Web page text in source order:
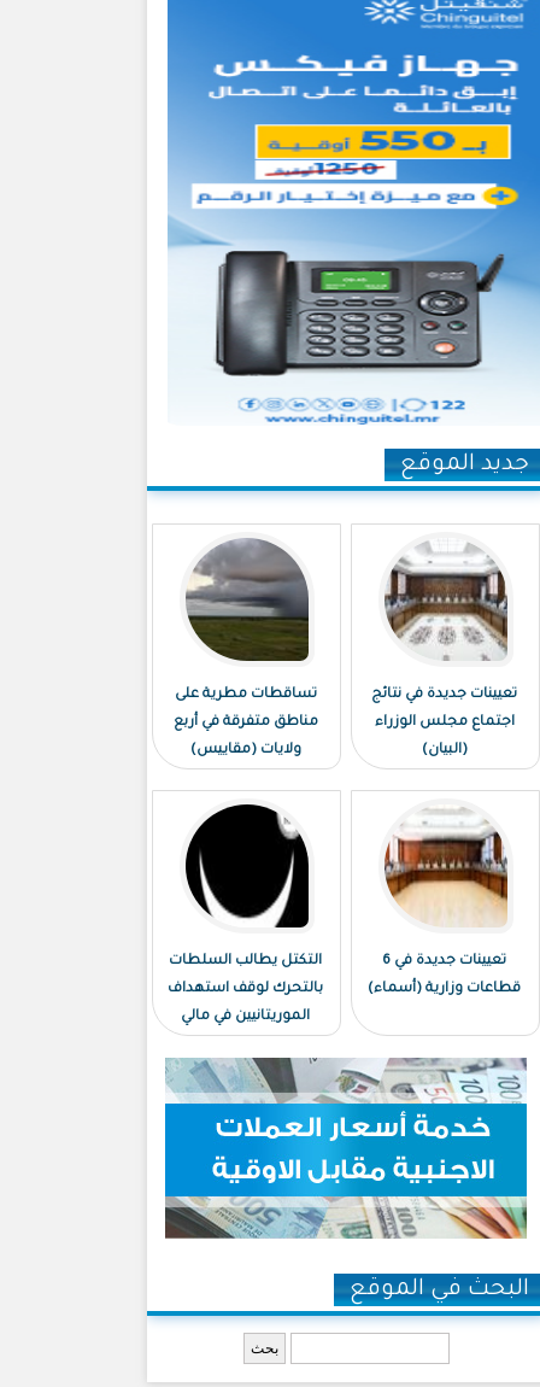
جديد الموقع
تعيينات جديدة في نتائج
اجتماع مجلس الوزراء
(البيان)
تساقطات مطرية على
مناطق متفرقة في أربع
ولايات (مقاييس)
تعيينات جديدة في 6
قطاعات وزارية (أسماء)
التكتل يطالب السلطات
بالتحرك لوقف استهداف
الموريتانيين في مالي
البحث في الموقع